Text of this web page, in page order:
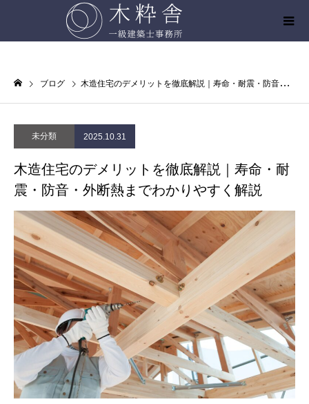
ブログ 木造住宅のデメリットを徹底解説｜寿命・耐震・防音・外断熱までわかりやすく解説
未分類 2025.10.31
木造住宅のデメリットを徹底解説｜寿命・耐
震・防音・外断熱までわかりやすく解説